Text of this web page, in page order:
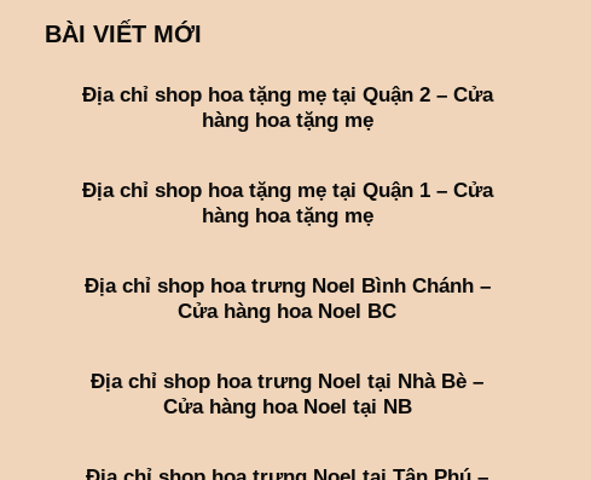
BÀI VIẾT MỚI
Địa chỉ shop hoa tặng mẹ tại Quận 2 – Cửa
hàng hoa tặng mẹ
Địa chỉ shop hoa tặng mẹ tại Quận 1 – Cửa
hàng hoa tặng mẹ
Địa chỉ shop hoa trưng Noel Bình Chánh –
Cửa hàng hoa Noel BC
Địa chỉ shop hoa trưng Noel tại Nhà Bè –
Cửa hàng hoa Noel tại NB